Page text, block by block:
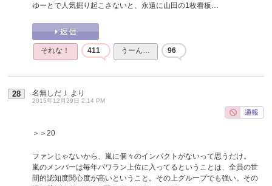
ゆーとで人気掘り起こさないと、永遠に山田の1枚看板…
それな！ 411 うーん… 96
28 名無しだＪ より
2015年12月29日 2:14 PM
＞＞20
ファンじゃないから、嵐に個々のインパクトがないって思うだけ。
嵐のメンバーは毎年パワラン上位に入ってるということは、全員の世
間的認知度関心度が高いということ。その上グループでも強い。その